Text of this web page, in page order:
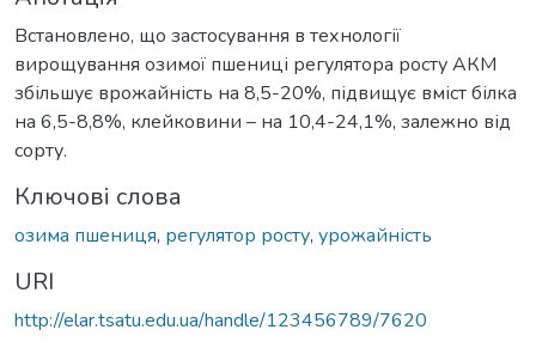
Встановлено, що застосування в технології
вирощування озимої пшениці регулятора росту АКМ
збільшує врожайність на 8,5-20%, підвищує вміст білка
на 6,5-8,8%, клейковини – на 10,4-24,1%, залежно від
сорту.
Ключові слова
озима пшениця, регулятор росту, урожайність
URI
http://elar.tsatu.edu.ua/handle/123456789/7620